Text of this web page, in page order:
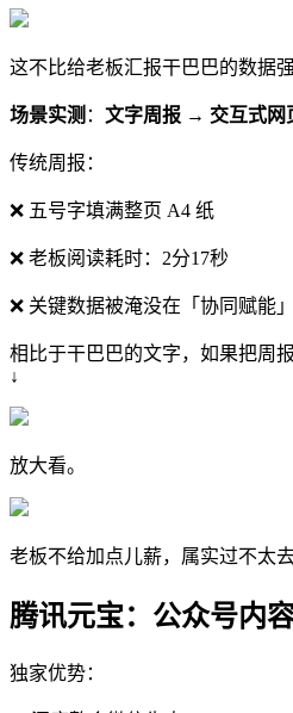
这不比给老板汇报干巴巴的数据强
场景实测 ： 文字周报 → 交互式网
传统周报：
❌ 五号字填满整页 A4 纸
❌ 老板阅读耗时：2分17秒
❌ 关键数据被淹没在「协同赋能
相比于干巴巴的文字，如果把周
↓
放大看。
老板不给加点儿薪，属实过不太去
腾讯元宝：公众号内
独家优势：